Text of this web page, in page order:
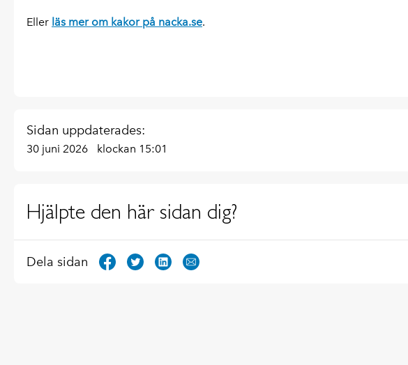
Eller läs mer om kakor på nacka.se.
Sidan uppdaterades:
30 juni 2026 klockan 15:01
Hjälpte den här sidan dig?
Dela sidan